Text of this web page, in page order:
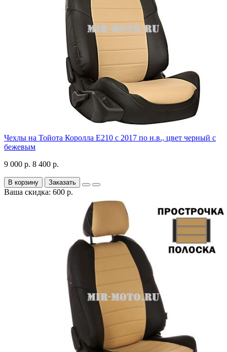
Чехлы на Тойота Королла Е210 с 2017 по н.в., цвет черный с
бежевым
9 000 р. 8 400 р.
В корзину Заказать
Ваша скидка: 600 р.